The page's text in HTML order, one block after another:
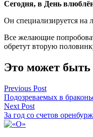
Сегодня, в День
Он специализируется на
Все желающие
обретут вторую
Это может быть
Навигация
по
записям
Previous Post
Подозреваемых в
Next Post
За год со счетов